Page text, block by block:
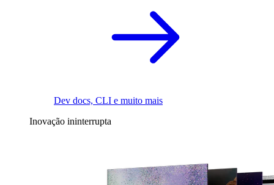
Dev docs, CLI e muito mais
Inovação ininterrupta